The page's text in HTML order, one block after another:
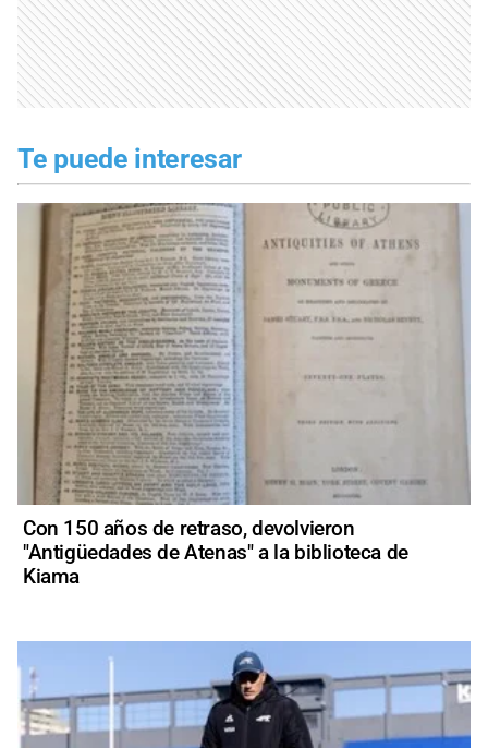
Te puede interesar
Con 150 años de retraso, devolvieron
"Antigüedades de Atenas" a la biblioteca de
Kiama